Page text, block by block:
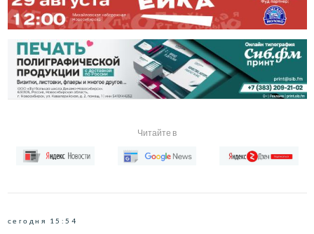
Читайте в
сегодня 15:54